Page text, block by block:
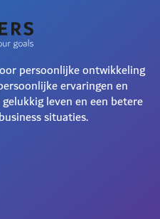
persoonlijke ontwikkeling
ervaringen en
leven en een betere
situaties.